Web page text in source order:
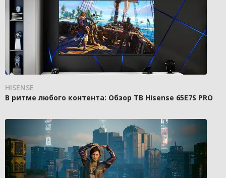
HISENSE
В ритме любого контента: Обзор ТВ Hisense 65E7S PRO